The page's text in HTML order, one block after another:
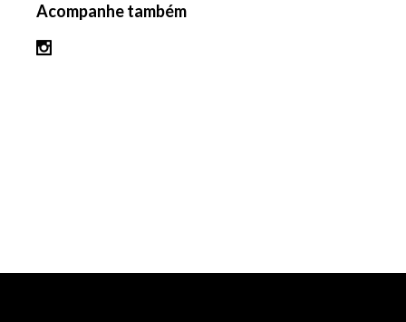
Acompanhe também